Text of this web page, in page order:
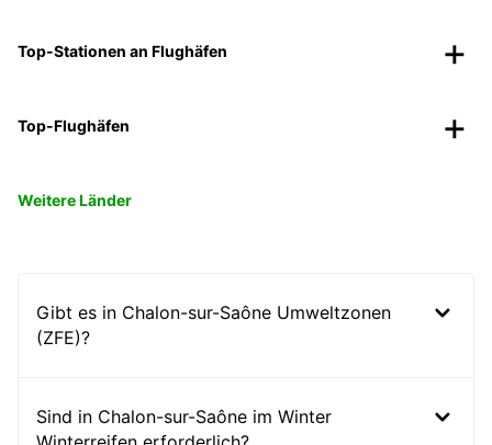
Top-Stationen an Flughäfen
Top-Flughäfen
Weitere Länder
Gibt es in Chalon-sur-Saône Umweltzonen
(ZFE)?
Sind in Chalon-sur-Saône im Winter